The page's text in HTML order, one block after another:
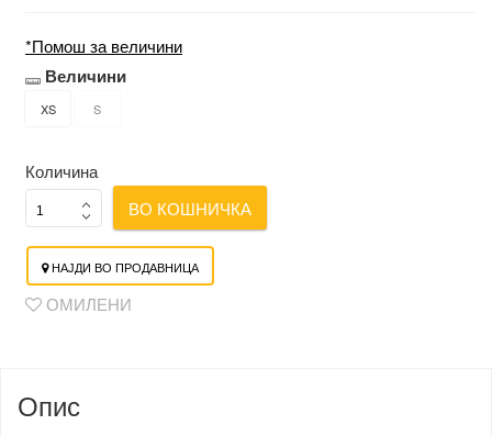
*Помош за величини
Величини
XS S
Количина
ВО КОШНИЧКА
НАЈДИ ВО ПРОДАВНИЦА
ОМИЛЕНИ
Опис